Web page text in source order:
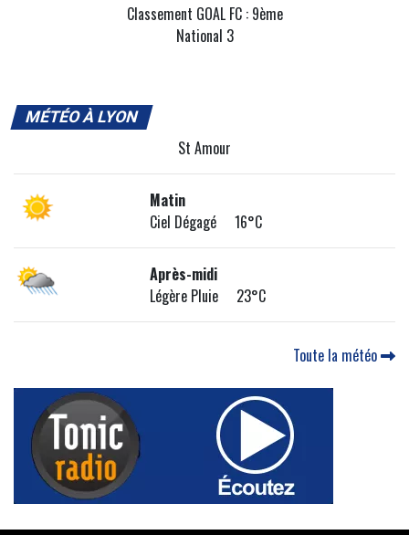
Classement GOAL FC : 9ème
National 3
MÉTÉO À LYON
St Amour
Matin
Ciel Dégagé 16°C
Après-midi
Légère Pluie 23°C
Toute la météo